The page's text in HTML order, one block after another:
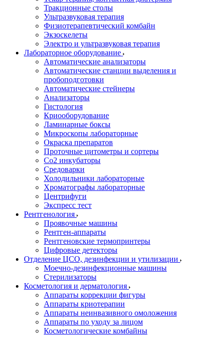
Тракционные столы
Ультразвуковая терапия
Физиотерапевтический комбайн
Экзоскелеты
Электро и ультразвуковая терапия
Лабораторное оборудование
Автоматические анализаторы
Автоматические станции выделения и
пробоподготовки
Автоматические стейнеры
Анализаторы
Гистология
Криооборудование
Ламинарные боксы
Микроскопы лабораторные
Окраска препаратов
Проточные цитометры и сортеры
Со2 инкубаторы
Средоварки
Холодильники лабораторные
Хроматографы лабораторные
Центрифуги
Экспресс тест
Рентгенология
Проявочные машины
Рентген-аппараты
Рентгеновские термопринтеры
Цифровые детекторы
Отделение ЦСО, дезинфекции и утилизации
Моечно-дезинфекционные машины
Стерилизаторы
Косметология и дерматология
Аппараты коррекции фигуры
Аппараты криотерапии
Аппараты неинвазивного омоложения
Аппараты по уходу за лицом
Косметологические комбайны